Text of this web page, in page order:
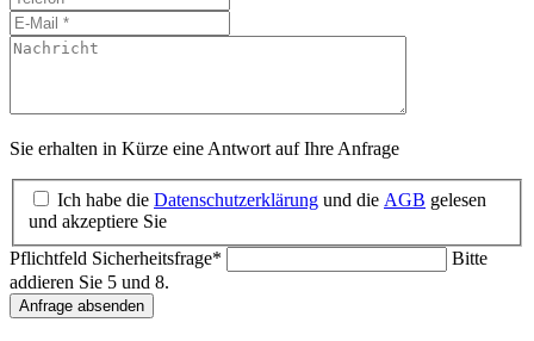
Sie erhalten in Kürze eine Antwort auf Ihre Anfrage
Ich habe die Datenschutzerklärung und die AGB gelesen
und akzeptiere Sie
Pflichtfeld Sicherheitsfrage*
Bitte
addieren Sie 5 und 8.
Anfrage absenden